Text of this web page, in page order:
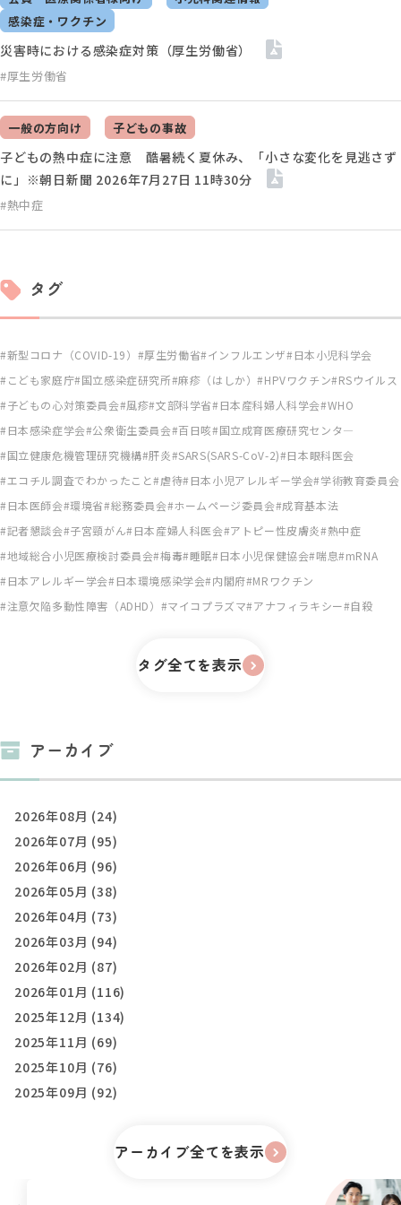
感染症・ワクチン
#厚生労働省
災害時における感染症対策（厚生労働省）
一般の方向け 子どもの事故
#熱中症
子どもの熱中症に注意 酷暑続く夏休み、「小さな変化を見逃さず
に」※朝日新聞 2026年7月27日 11時30分
タグ
新型コロナ（COVID-19） 厚生労働省 インフルエンザ 日本小児科学会
こども家庭庁 国立感染症研究所 麻疹（はしか） HPVワクチン RSウイルス
子どもの心対策委員会 風疹 文部科学省 日本産科婦人科学会 WHO
日本感染症学会 公衆衛生委員会 百日咳 国立成育医療研究センタ―
国立健康危機管理研究機構 肝炎 SARS(SARS-CoV-2)
日本眼科医会
エコチル調査でわかったこと 虐待 日本小児アレルギー学会 学術教育委員会
日本医師会 環境省 総務委員会 ホームページ委員会 成育基本法
記者懇談会 子宮頸がん 日本産婦人科医会 アトピー性皮膚炎 熱中症
地域総合小児医療検討委員会 梅毒 睡眠 日本小児保健協会 喘息 mRNA
日本アレルギー学会 日本環境感染学会 内閣府 MRワクチン
注意欠陥多動性障害（ADHD）
マイコプラズマ アナフィラキシー 自殺
タグ全てを表示
アーカイブ
2026年08月 (24)
2026年07月 (95)
2026年06月 (96)
2026年05月 (38)
2026年04月 (73)
2026年03月 (94)
2026年02月 (87)
2026年01月 (116)
2025年12月 (134)
2025年11月 (69)
2025年10月 (76)
2025年09月 (92)
アーカイブ全てを表示